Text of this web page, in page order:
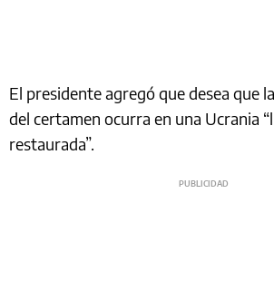
El presidente agregó que desea que
del certamen ocurra en una Ucrania
restaurada”.